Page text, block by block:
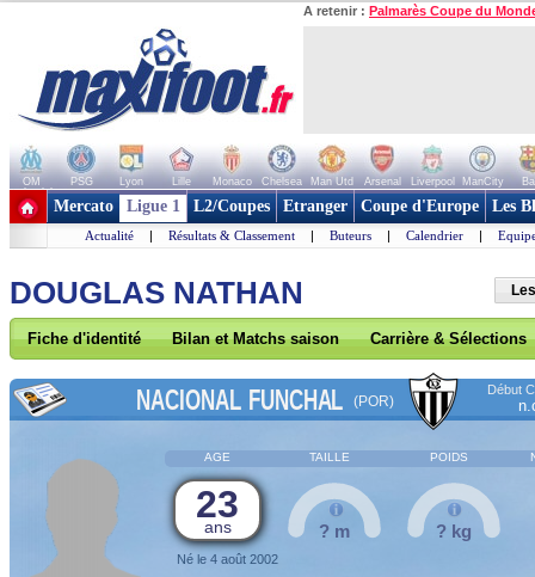
A retenir : Palmarès Coupe du
OM PSG Lyon Lille Monaco Chelsea Man Utd Arsenal Liverpool ManCity
+ de clubs
Mercato Ligue 1 L2/Coupes Etranger Coupe d'Europe Les
Actualité | Résultats & Classement | Buteurs | Calendrier |
DOUGLAS NATHAN
Fiche d'identité Bilan et Matchs saison Carrière & Sélections
NACIONAL FUNCHAL (POR)
Début
AGE TAILLE POIDS
23
ans
Né le 4 août 2002
? m ? kg